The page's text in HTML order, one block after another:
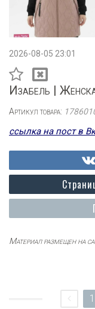
2026-08-05 23:01
Изабель |
Артикул товара:
ссылка на пост в
Материал размещен на
1